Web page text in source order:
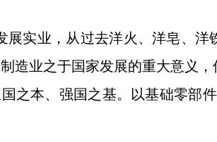
展实业，从过去洋火、洋皂、
造业之于国家发展的重大意义
之本、强国之基。以基础零部